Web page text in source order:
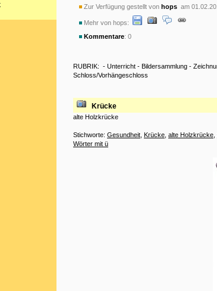
Zur Verfügung gestellt von hops am
Mehr von hops:
Kommentare: 0
RUBRIK: - Unterricht - Bildersammlung -
Schloss/Vorhängeschloss
Krücke
alte Holzkrücke
Stichworte: Gesundheit Krücke alte Holzkrücke
Wörter mit ü